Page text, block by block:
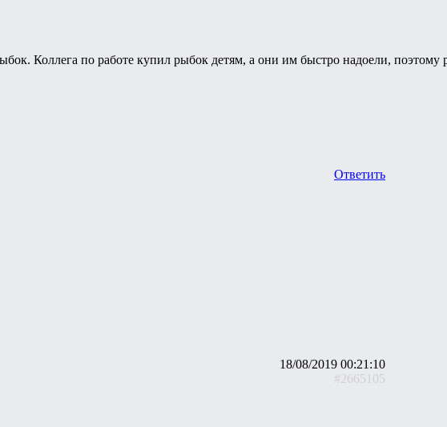
Коллега по работе купил рыбок детям, а они им быстро надоели, поэтому
Ответить
18/08/2019 00:21:10
#2665105